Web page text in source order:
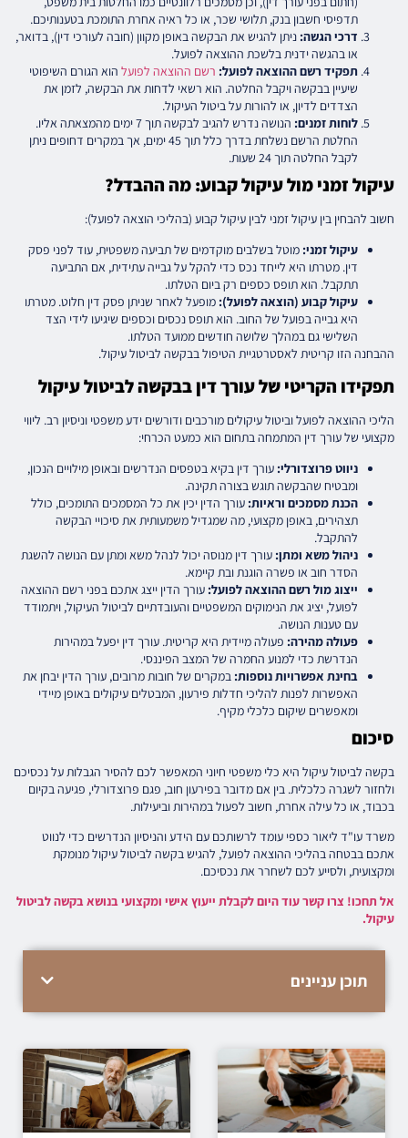
תדפיסי חשבון בנק, תלושי שכר, או כל ראיה אחרת התומכת בטענותיכם.
דרכי הגשה: ניתן להגיש את הבקשה באופן מקוון (חובה לעורכי דין), בדואר,
או בהגשה ידנית בלשכת ההוצאה לפועל.
תפקיד רשם ההוצאה לפועל: רשם ההוצאה לפועל הוא הגורם השיפוטי
שיעיין בבקשה ויקבל החלטה. הוא רשאי לדחות את הבקשה, לזמן את
הצדדים לדיון, או להורות על ביטול העיקול.
לוחות זמנים:
הנושה נדרש להגיב לבקשה תוך 7 ימים מהמצאתה אליו.
החלטת הרשם נשלחת בדרך כלל תוך 45 ימים, אך במקרים דחופים ניתן
לקבל החלטה תוך 24 שעות.
עיקול זמני מול עיקול קבוע: מה ההבדל?
חשוב להבחין בין עיקול זמני לבין עיקול קבוע (בהליכי הוצאה לפועל):
עיקול זמני: מוטל בשלבים מוקדמים של תביעה משפטית, עוד לפני פסק
דין. מטרתו היא לייחד נכס כדי להקל על גבייה עתידית, אם התביעה
תתקבל. הוא תופס כספים רק ביום הטלתו.
עיקול קבוע (הוצאה לפועל): מופעל לאחר שניתן פסק דין חלוט. מטרתו
היא גבייה בפועל של החוב. הוא תופס נכסים וכספים שיגיעו לידי הצד
השלישי גם במהלך שלושה חודשים ממועד הטלתו.
ההבחנה הזו קריטית לאסטרטגיית הטיפול בבקשה לביטול עיקול.
תפקידו הקריטי של עורך דין בבקשה לביטול עיקול
הליכי ההוצאה לפועל וביטול עיקולים מורכבים ודורשים ידע משפטי וניסיון רב. ליווי
מקצועי של עורך דין המתמחה בתחום הוא כמעט הכרחי:
ניווט פרוצדורלי: עורך דין בקיא בטפסים הנדרשים ובאופן מילויים הנכון,
ומבטיח שהבקשה תוגש בצורה תקינה.
הכנת מסמכים וראיות: עורך הדין יכין את כל המסמכים התומכים, כולל
תצהירים, באופן מקצועי, מה שמגדיל משמעותית את סיכויי הבקשה
להתקבל.
ניהול משא ומתן: עורך דין מנוסה יכול לנהל משא ומתן עם הנושה להשגת
הסדר חוב או פשרה הוגנת ובת קיימא.
ייצוג מול רשם ההוצאה לפועל: עורך הדין ייצג אתכם בפני רשם ההוצאה
לפועל, יציג את הנימוקים המשפטיים והעובדתיים לביטול העיקול, ויתמודד
עם טענות הנושה.
פעולה מהירה: פעולה מיידית היא קריטית. עורך דין יפעל במהירות
הנדרשת כדי למנוע החמרה של המצב הפיננסי.
בחינת אפשרויות נוספות: במקרים של חובות מרובים, עורך הדין יבחן את
האפשרות לפנות להליכי חדלות פירעון, המבטלים עיקולים באופן מיידי
ומאפשרים שיקום כלכלי מקיף.
סיכום
בקשה לביטול עיקול היא כלי משפטי חיוני המאפשר לכם להסיר הגבלות על נכסיכם
ולחזור לשגרה כלכלית. בין אם מדובר בפירעון חוב, פגם פרוצדורלי, פגיעה בקיום
בכבוד, או כל עילה אחרת, חשוב לפעול במהירות וביעילות.
משרד עו"ד ליאור כספי עומד לרשותכם עם הידע והניסיון הנדרשים כדי לנווט
אתכם בבטחה בהליכי ההוצאה לפועל, להגיש בקשה לביטול עיקול מנומקת
ומקצועית, ולסייע לכם לשחרר את נכסיכם.
אל תחכו! צרו קשר עוד היום לקבלת ייעוץ אישי ומקצועי בנושא בקשה לביטול
עיקול.
תוכן עניינים